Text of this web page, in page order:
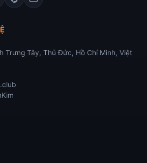
Trưng Tây, Thủ Đức, Hồ Chí Minh, Việt